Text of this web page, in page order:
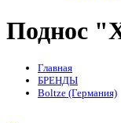
Поднос
Главная
БРЕНДЫ
Boltze (Германия)